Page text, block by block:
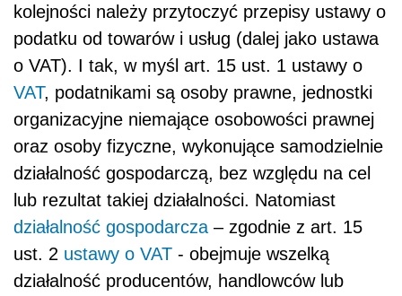
kolejności należy przytoczyć przepisy ustawy o
podatku od towarów i usług (dalej jako ustawa
o VAT). I tak, w myśl art. 15 ust. 1 ustawy o
VAT, podatnikami są osoby prawne, jednostki
organizacyjne niemające osobowości prawnej
oraz osoby fizyczne, wykonujące samodzielnie
działalność gospodarczą, bez względu na cel
lub rezultat takiej działalności. Natomiast
działalność gospodarcza – zgodnie z art. 15
ust. 2 ustawy o VAT - obejmuje wszelką
działalność producentów, handlowców lub